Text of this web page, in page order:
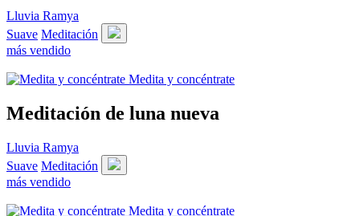
Lluvia Ramya
Suave Meditación
más vendido
Medita y concéntrate
Meditación de luna nueva
Lluvia Ramya
Suave Meditación
más vendido
Medita y concéntrate